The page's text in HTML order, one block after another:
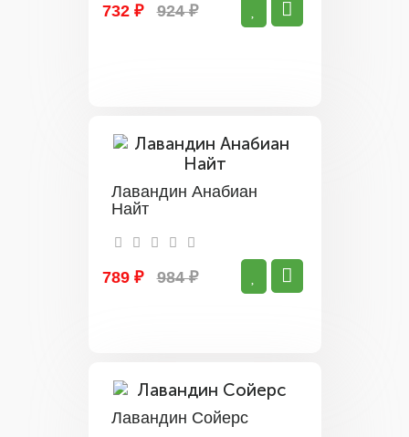
732 ₽ 924 ₽
Лавандин Анабиан
Найт
789 ₽ 984 ₽
Лавандин Сойерс